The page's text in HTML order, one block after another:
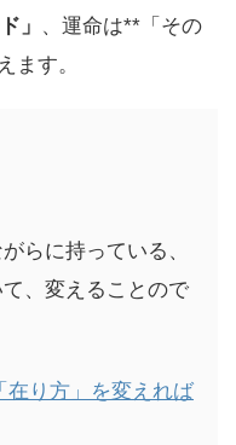
」 、運命は**「その
ます。
らに持っている、
、変えることので
在り方」を変えれば